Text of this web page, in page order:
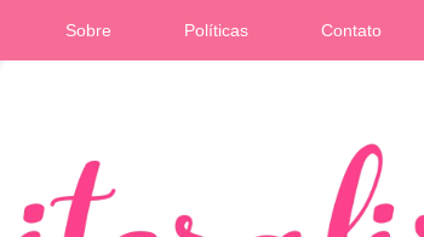
Sobre Políticas Contato